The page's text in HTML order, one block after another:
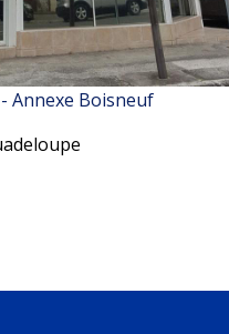
Annexe Boisneuf